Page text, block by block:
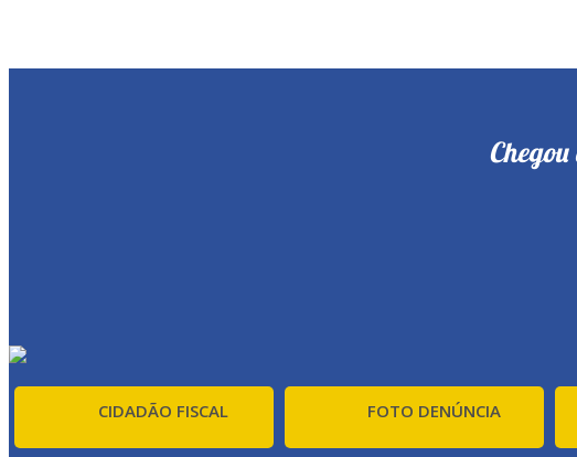
CIDADÃO FISCAL FOTO DENÚNCIA